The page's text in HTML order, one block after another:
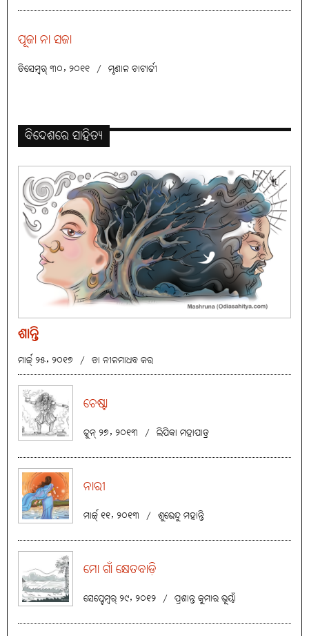
ପୂଜା ନା ସଜା
ଡିସେମ୍ବର୍ ୩୦, ୨୦୧୧ / ମୃଣାଳ ଚାଟାର୍ଜୀ
ବିଦେଶରେ ସାହିତ୍ୟ
ଶାନ୍ତି
ମାର୍ଚ୍ଚ୍ ୨୫, ୨୦୧୭ / ଡା ନୀଳମାଧବ କର
ଚେଷ୍ଟା
ଜୁନ୍ ୨୭, ୨୦୧୩ / ଲିପିକା ମହାପାତ୍ର
ନାରୀ
ମାର୍ଚ୍ଚ୍ ୧୧, ୨୦୧୩ / ଶୁଭେନ୍ଦୁ ମହାନ୍ତି
ମୋ ଗାଁ କ୍ଷେତବାଡ଼ି
ସେପ୍ଟେମ୍ବର୍ ୨୯, ୨୦୧୨ / ପ୍ରଶାନ୍ତ କୁମାର ଭୂୟାଁ